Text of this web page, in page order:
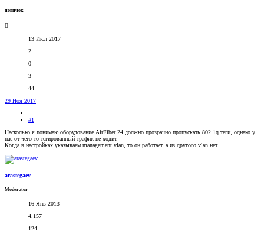
новичок
13 Июл 2017
2
0
3
44
29 Ноя 2017
#1
Насколько я понимаю оборудование AirFiber 24 должно прозрачно пропускать 802.1q теги, однако у
нас от чего-то тегированный трафик не ходит.
Когда в настройках указываем management vlan, то он работает, а из другого vlan нет.
arastegaev
Moderator
16 Янв 2013
4.157
124